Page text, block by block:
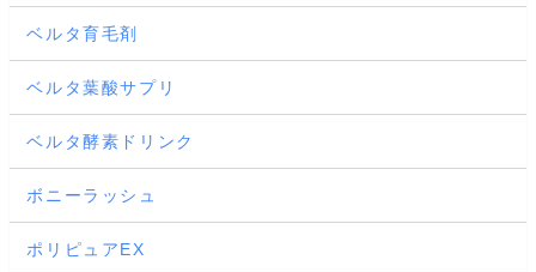
ベルタ育毛剤
ベルタ葉酸サプリ
ベルタ酵素ドリンク
ボニーラッシュ
ポリピュアEX